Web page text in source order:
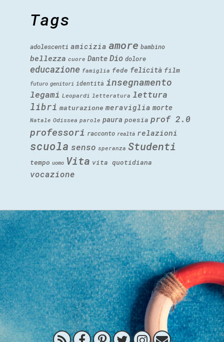
Tags
adolescenti amicizia amore bambino
bellezza cuore Dante Dio dolore
educazione famiglia fede felicità film
futuro genitori identità insegnamento
legami Leopardi letteratura lettura
libri maturazione meraviglia morte
Natale Odissea parole paura poesia prof 2.0
professori racconto realtà relazioni
scuola senso speranza Studenti
tempo uomo Vita vita quotidiana
vocazione